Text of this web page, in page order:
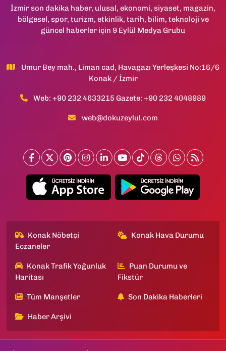
İzmir son dakika haber, ulusal, ekonomi, siyaset, magazin,
bölgesel, spor, turizm, etkinlik, tarih, bilim, teknoloji ve
güncel haberler için 9 Eylül Medya Grubu
Umur Bey mah., Liman cad, Havagazı Yerleşkesi No:16/6
Konak / İzmir
Web: +90 232 4633215 Gazete: +90 232 4048989
web@dokuzeylul.com
Konak Nöbetçi
Eczaneler
Konak Hava Durumu
Konak Trafik Yoğunluk
Haritası
Puan Durumu ve
Fikstür
Tüm Manşetler Son Dakika Haberleri
Haber Arşivi